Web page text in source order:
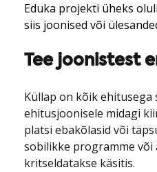
Eduka projekti üheks
siis joonised või
Tee joonistest
Küllap on kõik
ehitusjoonisele midagi
platsi ebakõlasid või
sobilikke programme või
kritseldatakse käsitis.